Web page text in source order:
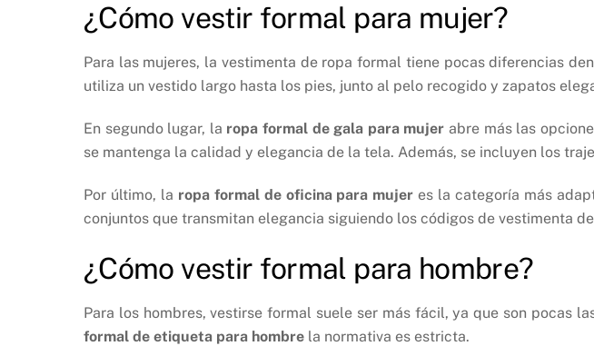
¿Cómo vestir formal para mujer?
Para las mujeres, la vestimenta de ropa formal tiene pocas diferencias
utiliza un vestido largo hasta los pies, junto al pelo recogido y zapatos
En segundo lugar, la ropa formal de gala para mujer abre más las
se mantenga la calidad y elegancia de la tela. Además, se incluyen los
Por último, la ropa formal de oficina para mujer es la categoría más
conjuntos que transmitan elegancia siguiendo los códigos de vestimenta
¿Cómo vestir formal para hombre?
Para los hombres, vestirse formal suele ser más fácil, ya que son pocas
formal de etiqueta para hombre la normativa es estricta.